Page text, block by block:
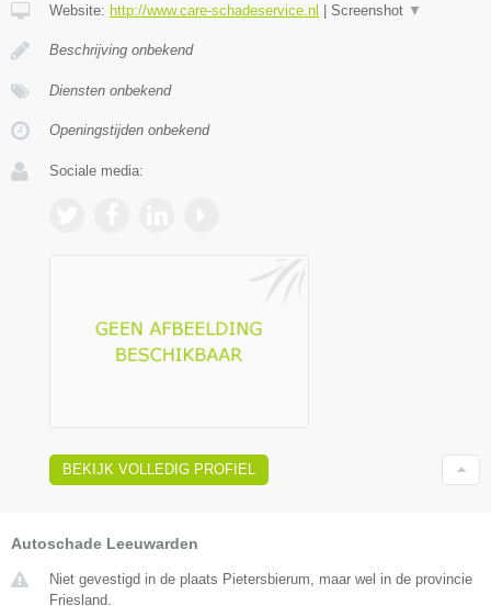
Website: http://www.care-schadeservice.nl | Screenshot ▼
Beschrijving onbekend
Diensten onbekend
Openingstijden onbekend
Sociale media:
BEKIJK VOLLEDIG PROFIEL
Autoschade Leeuwarden
Niet gevestigd in de plaats Pietersbierum, maar wel in de provincie
Friesland.